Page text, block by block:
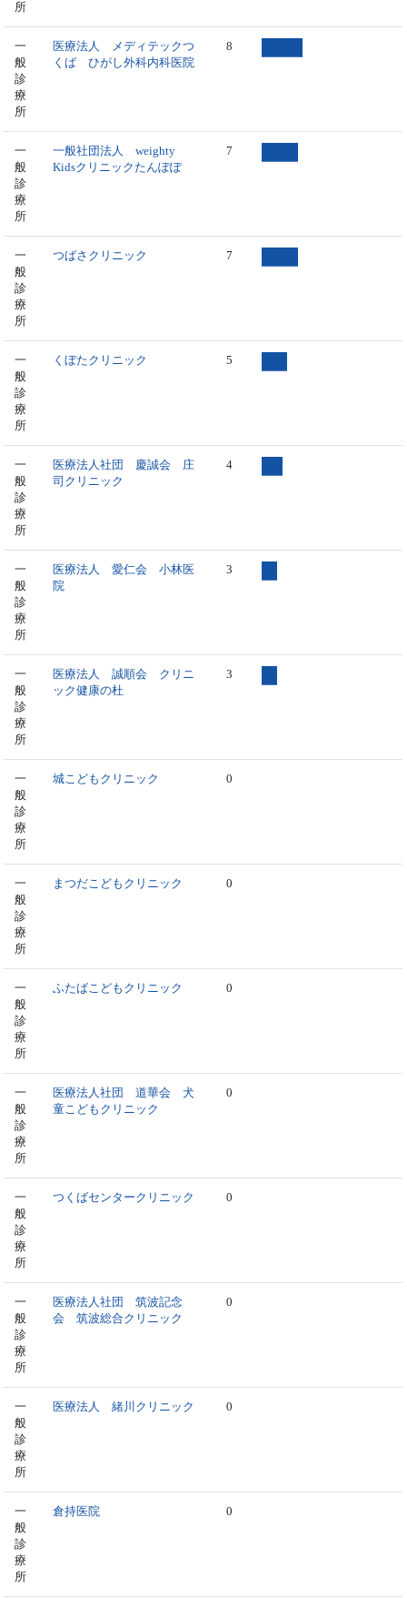
所
一
般
診
療
所
医療法人 メディテックつ
くば ひがし外科内科医院
8
一
般
診
療
所
一般社団法人 weighty
Kidsクリニックたんぽぽ
7
一
般
診
療
所
つばさクリニック 7
一
般
診
療
所
くぼたクリニック 5
一
般
診
療
所
医療法人社団 慶誠会 庄
司クリニック
4
一
般
診
療
所
医療法人 愛仁会 小林医
院
3
一
般
診
療
所
医療法人 誠順会 クリニ
ック健康の杜
3
一
般
診
療
所
城こどもクリニック 0
一
般
診
療
所
まつだこどもクリニック 0
一
般
診
療
所
ふたばこどもクリニック 0
一
般
診
療
所
医療法人社団 道華会 犬
童こどもクリニック
0
一
般
診
療
所
つくばセンタークリニック 0
一
般
診
療
所
医療法人社団 筑波記念
会 筑波総合クリニック
0
一
般
診
療
所
医療法人 緒川クリニック 0
一
般
診
療
所
倉持医院 0